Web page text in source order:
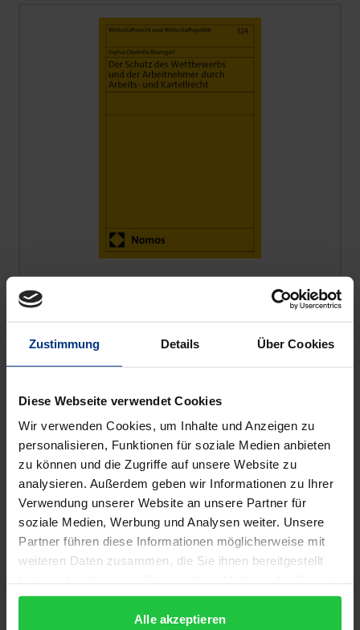
Zustimmung Details Über Cookies
Diese Webseite verwendet Cookies
Wir verwenden Cookies, um Inhalte und Anzeigen zu
personalisieren, Funktionen für soziale Medien anbieten
zu können und die Zugriffe auf unsere Website zu
analysieren. Außerdem geben wir Informationen zu Ihrer
Verwendung unserer Website an unsere Partner für
soziale Medien, Werbung und Analysen weiter. Unsere
Partner führen diese Informationen möglicherweise mit
weiteren Daten zusammen, die Sie ihnen bereitgestellt
gesammelt haben.
Alle akzeptieren
Der Schutz des Wettbewerbs und der
Arbeitnehmer durch Arbeits- und
Der Preis dieses Titels richtet sich nach der
inkl. MwSt.
Zur Auswahl